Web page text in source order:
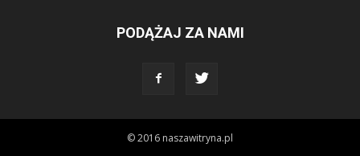
PODĄŻAJ ZA NAMI
© 2016 naszawitryna.pl